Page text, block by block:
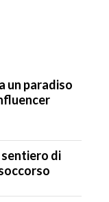
un paradiso
sentiero di